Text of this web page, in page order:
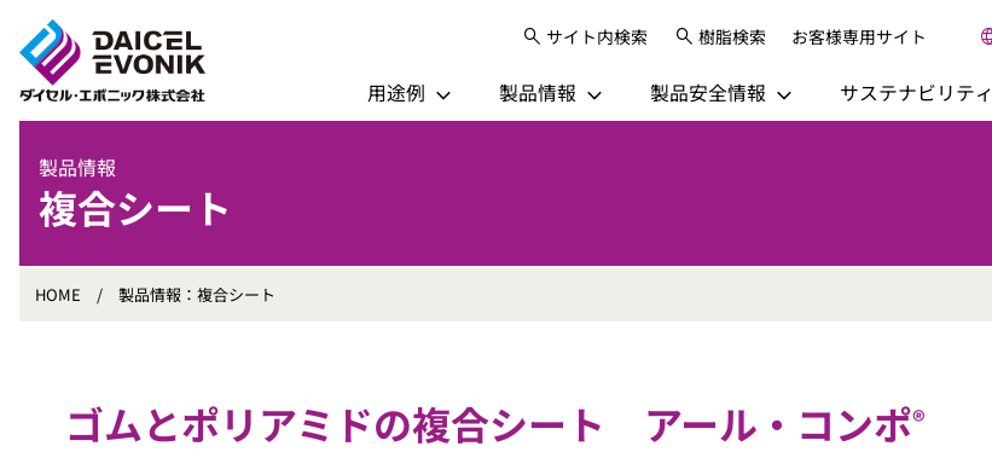
用途例 製品情報 製品安全情報 サステナビリティ
サイト内検索 樹脂検索 お客様専用サイト
製品情報
複合シート
HOME 製品情報：複合シート
ゴムとポリアミドの複合シート アール・コンポ®